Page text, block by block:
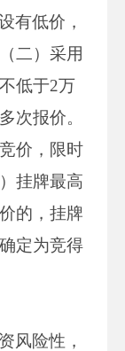
有低价，
二）采用
低于2万
次报价。
价，限时
挂牌最高
的，挂牌
定为竞得
风险性，